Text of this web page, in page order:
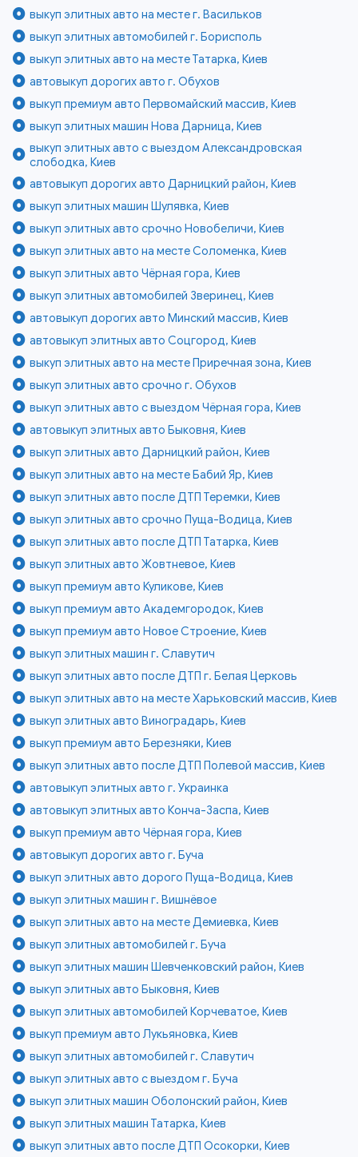
выкуп элитных авто на месте г. Васильков
выкуп элитных автомобилей г. Борисполь
выкуп элитных авто на месте Татарка, Киев
автовыкуп дорогих авто г. Обухов
выкуп премиум авто Первомайский массив, Киев
выкуп элитных машин Нова Дарница, Киев
выкуп элитных авто с выездом Александровская
слободка, Киев
автовыкуп дорогих авто Дарницкий район, Киев
выкуп элитных машин Шулявка, Киев
выкуп элитных авто срочно Новобеличи, Киев
выкуп элитных авто на месте Соломенка, Киев
выкуп элитных авто Чёрная гора, Киев
выкуп элитных автомобилей Зверинец, Киев
автовыкуп дорогих авто Минский массив, Киев
автовыкуп элитных авто Соцгород, Киев
выкуп элитных авто на месте Приречная зона, Киев
выкуп элитных авто срочно г. Обухов
выкуп элитных авто с выездом Чёрная гора, Киев
автовыкуп элитных авто Быковня, Киев
выкуп элитных авто Дарницкий район, Киев
выкуп элитных авто на месте Бабий Яр, Киев
выкуп элитных авто после ДТП Теремки, Киев
выкуп элитных авто срочно Пуща-Водица, Киев
выкуп элитных авто после ДТП Татарка, Киев
выкуп элитных авто Жовтневое, Киев
выкуп премиум авто Куликове, Киев
выкуп премиум авто Академгородок, Киев
выкуп премиум авто Новое Строение, Киев
выкуп элитных машин г. Славутич
выкуп элитных авто после ДТП г. Белая Церковь
выкуп элитных авто на месте Харьковский массив, Киев
выкуп элитных авто Виноградарь, Киев
выкуп премиум авто Березняки, Киев
выкуп элитных авто после ДТП Полевой массив, Киев
автовыкуп элитных авто г. Украинка
автовыкуп элитных авто Конча-Заспа, Киев
выкуп премиум авто Чёрная гора, Киев
автовыкуп дорогих авто г. Буча
выкуп элитных авто дорого Пуща-Водица, Киев
выкуп элитных машин г. Вишнёвое
выкуп элитных авто на месте Демиевка, Киев
выкуп элитных автомобилей г. Буча
выкуп элитных машин Шевченковский район, Киев
выкуп элитных авто Быковня, Киев
выкуп элитных автомобилей Корчеватое, Киев
выкуп премиум авто Лукьяновка, Киев
выкуп элитных автомобилей г. Славутич
выкуп элитных авто с выездом г. Буча
выкуп элитных машин Оболонский район, Киев
выкуп элитных машин Татарка, Киев
выкуп элитных авто после ДТП Осокорки, Киев